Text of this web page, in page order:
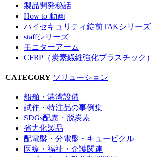
製品開発秘話
How to 動画
ハイセキュリティ錠前TAKシリーズ
staffシリーズ
モニターアーム
CFRP（炭素繊維強化プラスチック）
CATEGORY ソリューション
船舶・港湾設備
試作・特注品の事例集
SDGs配慮・脱炭素
省力化製品
配電盤・分電盤・キュービクル
医療・福祉・介護関連